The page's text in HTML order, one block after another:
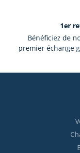
1er
Bénéficiez de
premier échange